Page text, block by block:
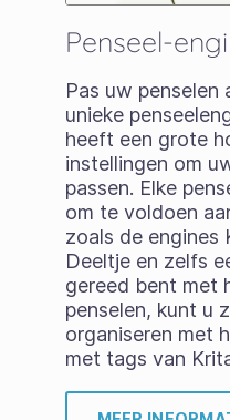
Penseel-
Pas uw penselen
unieke
heeft een grote
instellingen om
passen. Elke
om te voldoen
zoals de engines
Deeltje en zelfs
gereed bent met
penselen, kunt u
organiseren met
met tags van